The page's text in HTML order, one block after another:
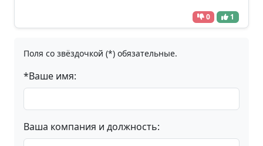
0 1
Поля со звёздочкой (*) обязательные.
*Ваше имя:
Ваша компания и должность: